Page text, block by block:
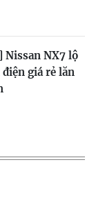
Nissan NX7 lộ
giá rẻ lăn